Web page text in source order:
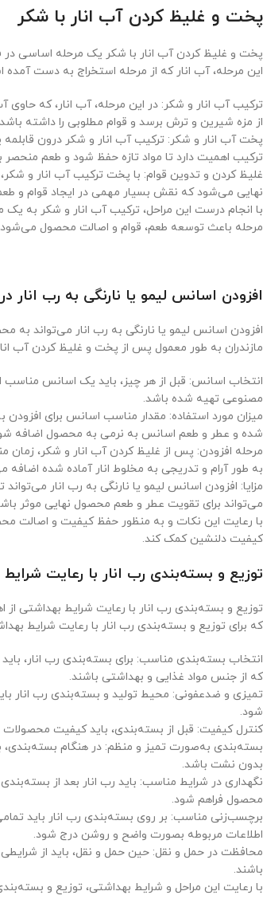
پخت و غلیظ کردن آب انار با شکر
پخت و غلیظ کردن آب انار با شکر یک مرحله اساسی در
این مرحله، آب انار که از مرحله استخراج به دست
ترکیب آب انار و شکر: در این مرحله، آب انار، که
از مزه شیرین و ترش برسد و قوام مطلوبی را داشته
پخت آب انار و شکر: ترکیب آب انار و شکر درون
ترکیب اهمیت دارد تا مواد تازه حفظ شود و طعم
غلیظ کردن و تدوین قوام: با پخت ترکیب آب انار و
نهایی می‌شود که نقش بسیار مهمی در ایجاد قوام و طعم
با انجام درست این مراحل، ترکیب آب انار و شکر به
مرحله باعث توسعه طعم، قوام و اصالت محصول می‌شود
افزودن اسانس لیمو یا نارنگی به رب انار
افزودن اسانس لیمو یا نارنگی به رب انار می‌تواند به
مازندران به طور معمول پس از پخت و غلیظ کردن آب
انتخاب اسانس: قبل از هر چیز، باید یک اسانس مناسب
مصنوعی تهیه شده باشد.
میزان مورد استفاده: مقدار مناسب اسانس برای
شده و عطر و طعم اسانس به نرمی به محصول اضافه
مرحله افزودن: پس از غلیظ کردن آب انار و شکر، زمان
به طور آرام و تدریجی به مخلوط انار آماده شده
مزایا: افزودن اسانس لیمو یا نارنگی به رب انار
می‌تواند برای تقویت عطر و طعم محصول نهایی موثر
با رعایت این نکات و به منظور حفظ کیفیت و اصالت
کیفیت دلنشین کمک کند.
توزیع و بسته‌بندی رب انار با رعایت
توزیع و بسته‌بندی رب انار با رعایت شرایط بهداشتی از
که برای توزیع و بسته‌بندی رب انار با رعایت شرایط
انتخاب بسته‌بندی مناسب: برای بسته‌بندی رب انار،
که از جنس مواد غذایی و بهداشتی باشند.
تمیزی و ضدعفونی: محیط تولید و بسته‌بندی رب انار
شود.
کنترل کیفیت: قبل از بسته‌بندی، باید کیفیت
بسته‌بندی به‌صورت تمیز و منظم: در هنگام
بدون نشت باشد.
نگهداری در شرایط مناسب: باید رب انار بعد از
محصول فراهم شود.
برچسب‌زنی مناسب: بر روی بسته‌بندی رب انار باید تمامی
اطلاعات مربوطه بصورت واضح و روشن درج شود.
محافظت در حمل و نقل: حین حمل و نقل، باید از
باشند.
با رعایت این مراحل و شرایط بهداشتی، توزیع و